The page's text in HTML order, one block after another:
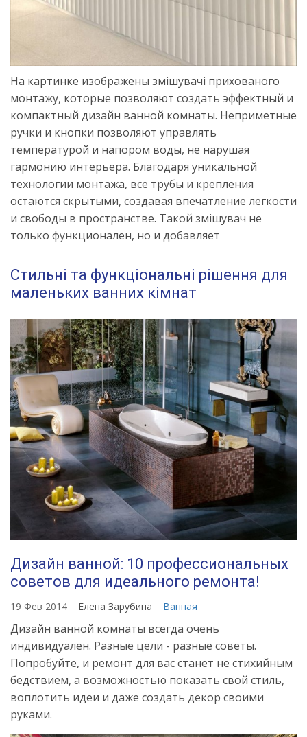
На картинке изображены змішувачі прихованого
монтажу, которые позволяют создать эффектный и
компактный дизайн ванной комнаты. Неприметные
ручки и кнопки позволяют управлять
температурой и напором воды, не нарушая
гармонию интерьера. Благодаря уникальной
технологии монтажа, все трубы и крепления
остаются скрытыми, создавая впечатление легкости
и свободы в пространстве. Такой змішувач не
только функционален, но и добавляет
Стильні та функціональні рішення для
маленьких ванних кімнат
Дизайн ванной: 10 профессиональных
советов для идеального ремонта!
19 Фев 2014 Елена Зарубина Ванная
Дизайн ванной комнаты всегда очень
индивидуален. Разные цели - разные советы.
Попробуйте, и ремонт для вас станет не стихийным
бедствием, а возможностью показать свой стиль,
воплотить идеи и даже создать декор своими
руками.